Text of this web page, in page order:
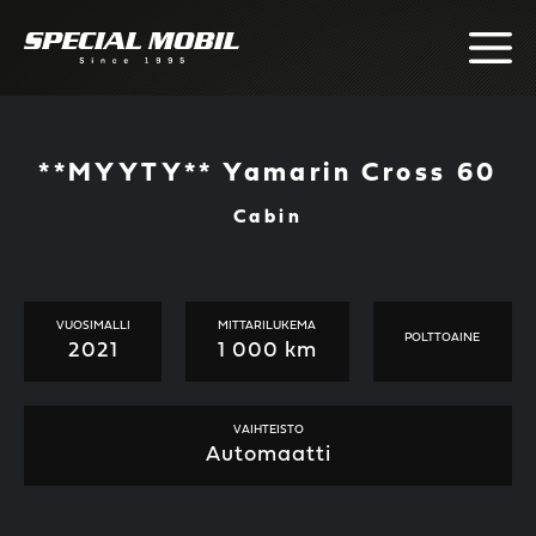
**MYYTY** Yamarin Cross 60
Cabin
VUOSIMALLI
2021
MITTARILUKEMA
1 000 km
POLTTOAINE
VAIHTEISTO
Automaatti